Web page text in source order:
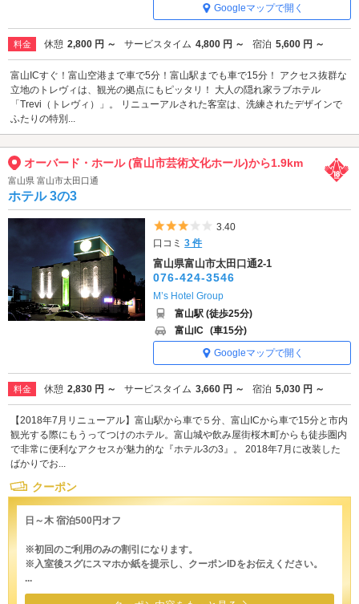
Googleマップで開く
料金 休憩 2,800 円 ～ サービスタイム 4,800 円 ～ 宿泊 5,600 円 ～
富山ICすぐ！富山空港まで車で5分！富山駅までも車で15分！ アクセス抜群な
立地のトレヴィは、観光の拠点にもピッタリ！ 大人の隠れ家ラブホテル
「Trevi（トレヴィ）」。 リニューアルされた客室は、洗練されたデザインで
ふたりの特別...
オーバード・ホール (富山市芸術文化ホール)から1.9km
富山県 富山市太田口通
ホテル 3の3
5つ星のうち3
3.40
口コミ3 件
富山県富山市太田口通2-1
076-424-3546
M’s Hotel Group
富山駅 (徒歩25分)
富山IC (車15分)
Googleマップで開く
料金 休憩 2,830 円 ～ サービスタイム 3,660 円 ～ 宿泊 5,030 円 ～
【2018年7月リニューアル】富山駅から車で５分、富山ICから車で15分と市内
観光する際にもうってつけのホテル。富山城や飲み屋街桜木町からも徒歩圏内
で非常に便利なアクセスが魅力的な『ホテル3の3』。 2018年7月に改装した
ばかりでお...
クーポン
日～木 宿泊500円オフ
※初回のご利用のみの割引になります。
※入室後スグにスマホか紙を提示し、クーポンIDをお伝えください。
...